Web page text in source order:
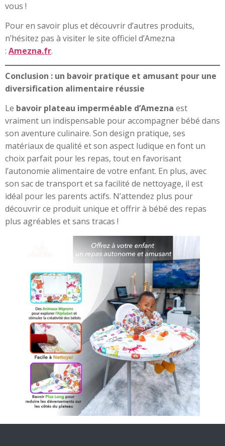
vous !
Pour en savoir plus et découvrir d’autres produits,
n’hésitez pas à visiter le site officiel d’Amezna
: Amezna.fr.
Conclusion : un bavoir pratique et amusant pour une
diversification alimentaire réussie
Le bavoir plateau imperméable d’Amezna est
vraiment un indispensable pour accompagner bébé dans
son aventure culinaire. Son design pratique, ses
matériaux de qualité et son aspect ludique en font un
choix parfait pour les repas, tout en favorisant
l’autonomie alimentaire de votre enfant. En plus, avec
son sac de transport et sa facilité de nettoyage, il est
idéal pour les parents actifs. N’attendez plus pour
découvrir ce produit unique et offrir à bébé des repas
plus agréables et sans tracas !